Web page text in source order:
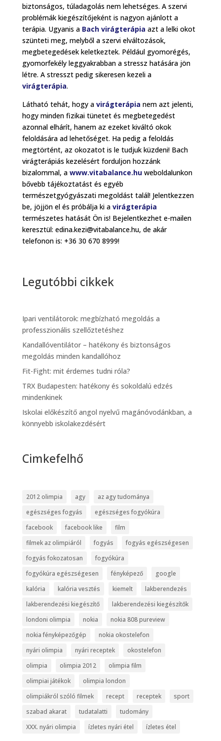
biztonságos, túladagolás nem lehetséges. A szervi
problémák kiegészítőjeként is nagyon ajánlott a
terápia. Ugyanis a Bach virágterápia azt a lelki okot
szünteti meg, melyből a szervi elváltozások,
megbetegedések keletkeztek. Például gyomorégés,
gyomorfekély leggyakrabban a stressz hatására jön
létre. A stresszt pedig sikeresen kezeli a
virágterápia.
Látható tehát, hogy a virágterápia nem azt jelenti,
hogy minden fizikai tünetet és megbetegedést
azonnal elhárít, hanem az ezeket kiváltó okok
feloldására ad lehetőséget. Ha pedig a feloldás
megtörtént, az okozatot is le tudjuk küzdeni! Bach
virágterápiás kezelésért forduljon hozzánk
bizalommal, a www.vitabalance.huweboldalunkon
bővebb tájékoztatást és egyéb
természetgyógyászati megoldást talál! Jelentkezzen
be, jöjjön el és próbálja ki a virágterápia
természetes hatását Ön is! Bejelentkezhet e-mailen
keresztül: edina.kezi@vitabalance.hu, de akár
telefonon is: +36 30 670 8999!
Legutóbbi cikkek
Ipari ventilátorok: megbízható megoldás a
professzionális szellőztetéshez
Kandallóventilátor – hatékony és biztonságos
megoldás minden kandallóhoz
Fit-Fight: mit érdemes tudni róla?
TRX Budapesten: hatékony és sokoldalú edzés
mindenkinek
Iskolai előkészítő angol nyelvű magánóvodánkban, a
könnyebb iskolakezdésért
Cimkefelhő
2012 olimpia agy
az agy tudománya
egészséges fogyás
egészséges fogyókúra
facebook
facebook like
film
filmek az olimpiáról
fogyás
fogyás egészségesen
fogyás fokozatosan
fogyókúra
fogyókúra egészségesen
fényképező
google
kalória
kalória vesztés kiemelt
lakberendezés
lakberendezési kiegészítő
lakberendezési kiegészítők
londoni olimpia
nokia
nokia 808 pureview
nokia fényképezőgép
nokia okostelefon
nyári olimpia
nyári receptek
okostelefon
olimpia
olimpia 2012
olimpia film
olimpiai játékok
olimpia london
olimpiákról szóló filmek
recept receptek
sport
szabad akarat
tudatalatti
tudomány
XXX. nyári olimpia
ízletes nyári étel ízletes étel